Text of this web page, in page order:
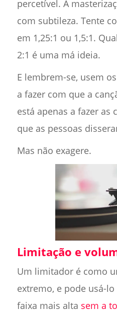
percetível. A
com subtileza. Tente
em 1,25:1 ou 1,5:1.
2:1 é uma má ideia.
E lembrem-se, usem
a fazer com que a
está apenas a fazer as
que as pessoas
Mas não exagere.
Limitação e
Um limitador é como
extremo, e pode usá-
faixa mais alta sem a